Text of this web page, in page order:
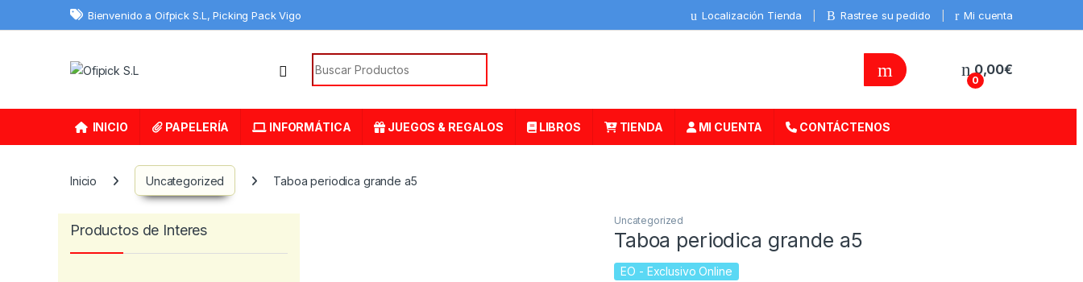
Skip to navigation
Skip to content Bienvenido a Oifpick S.L, Picking Pack Vigo Localización Tienda Rastree su pedido Mi cuenta
Search for:
0
0,00€
INICIO PAPELERÍA INFORMÁTICA JUEGOS & REGALOS LIBROS TIENDA MI CUENTA CONTÁCTENOS
Inicio Uncategorized Taboa periodica grande a5
Uncategorized
Taboa periodica grande a5
EO - Exclusivo Online
Productos de Interes